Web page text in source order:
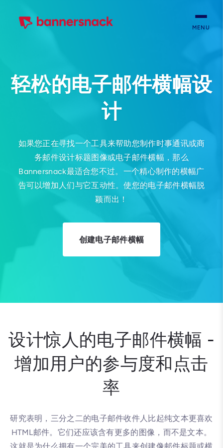
MENU
轻松的电子邮件横幅设
计
如果您正在寻找一个工具来帮助您制作时事通讯或商
务邮件设计标题图像或电子邮件横幅，那么
Bannersnack最适合您不过。一个精心制作的横幅广
告可以增加人们与它互动性。使您的电子邮件横幅脱
颖而出！
创建电子邮件横幅
设计惊人的电子邮件横幅 -
增加用户的参与度和点击
率
研究表明，三分之二的电子邮件收件人比起纯文本更喜欢
HTML邮件。它们还应该含有更多的图像，而不是文本。